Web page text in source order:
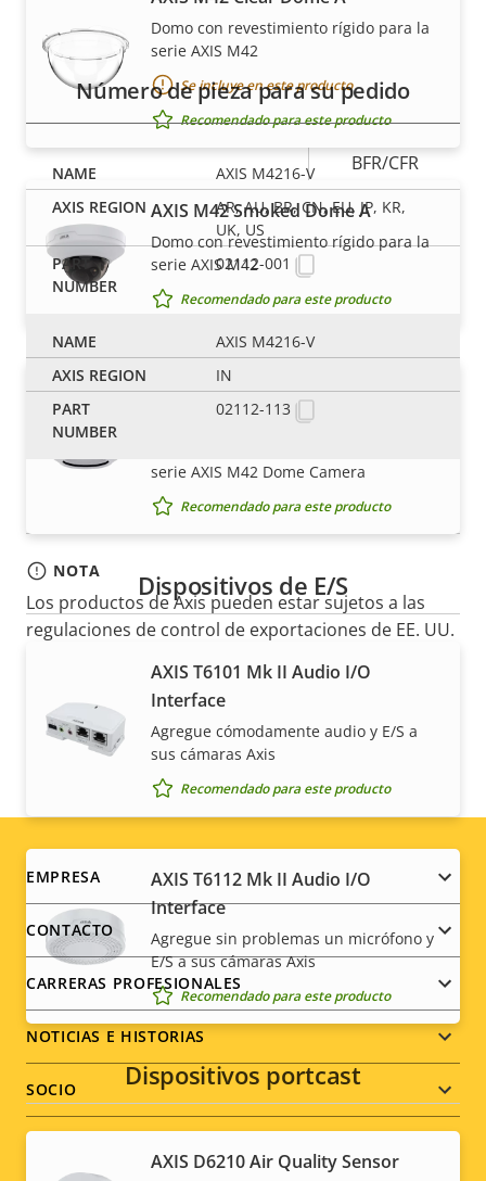
Clasificación de vandalismo
Clasificación IP
Diseñado para repintar Sí
Sostenibilidad
BFR/CFR
free, PVC
free
Domo con revestimiento rígido para la
serie AXIS M42
Se incluye en este producto
Recomendado para este producto
AXIS M42 Smoked Dome A
Domo con revestimiento rígido para la
serie AXIS M42
Recomendado para este producto
AXIS TM3817 Tamper-resistant
serie AXIS M42 Dome Camera
Recomendado para este producto
Dispositivos de E/S
AXIS T6101 Mk II Audio I/O
Interface
Agregue cómodamente audio y E/S a
sus cámaras Axis
Recomendado para este producto
AXIS T6112 Mk II Audio I/O
Interface
Agregue sin problemas un micrófono y
E/S a sus cámaras Axis
Recomendado para este producto
Dispositivos portcast
AXIS D6210 Air Quality Sensor
Número de pieza para su pedido
AXIS M4216-V
AR, AU, BR, CN, EU, JP, KR,
UK, US
02112-001
AXIS M4216-V
IN
02112-113
NOTA
Los productos de Axis pueden estar sujetos a las
regulaciones de control de exportaciones de EE. UU.
control de exportaciones. Encuentreinformación
sobre el cumplimiento de las exportaciones de su
producto aquí
Footer
menu
EMPRESA
CONTACTO
CARRERAS PROFESIONALES
NOTICIAS E HISTORIAS
SOCIO